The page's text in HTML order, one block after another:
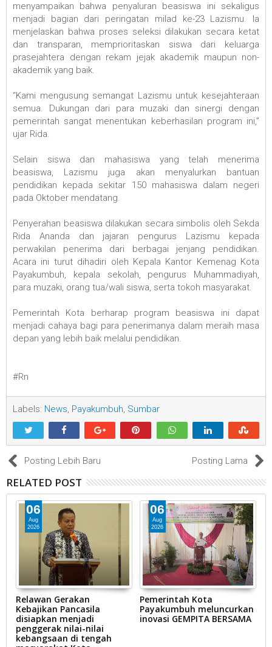
menyampaikan bahwa penyaluran beasiswa ini sekaligus
menjadi bagian dari peringatan milad ke-23 Lazismu. Ia
menjelaskan bahwa proses seleksi dilakukan secara ketat
dan transparan, memprioritaskan siswa dari keluarga
prasejahtera dengan rekam jejak akademik maupun non-
akademik yang baik.
“Kami mengusung semangat Lazismu untuk kesejahteraan
semua. Dukungan dari para muzaki dan sinergi dengan
pemerintah sangat menentukan keberhasilan program ini,”
ujar Rida.
Selain siswa dan mahasiswa yang telah menerima
beasiswa, Lazismu juga akan menyalurkan bantuan
pendidikan kepada sekitar 150 mahasiswa dalam negeri
pada Oktober mendatang.
Penyerahan beasiswa dilakukan secara simbolis oleh Sekda
Rida Ananda dan jajaran pengurus Lazismu kepada
perwakilan penerima dari berbagai jenjang pendidikan.
Acara ini turut dihadiri oleh Kepala Kantor Kemenag Kota
Payakumbuh, kepala sekolah, pengurus Muhammadiyah,
para muzaki, orang tua/wali siswa, serta tokoh masyarakat.
Pemerintah Kota berharap program beasiswa ini dapat
menjadi cahaya bagi para penerimanya dalam meraih masa
depan yang lebih baik melalui pendidikan.
#Rn
Labels: News, Payakumbuh, Sumbar
Posting Lebih Baru Posting Lama
RELATED POST
06
Aug
2026
Relawan Gerakan
Kebajikan Pancasila
disiapkan menjadi
penggerak nilai-nilai
kebangsaan di tengah
06
Aug
2026
Pemerintah Kota
Payakumbuh meluncurkan
inovasi GEMPITA BERSAMA